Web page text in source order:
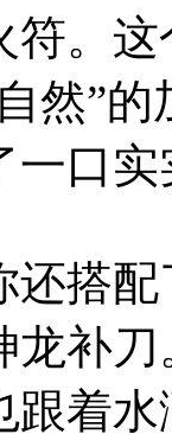
。这
然”
一口
搭
龙补
着